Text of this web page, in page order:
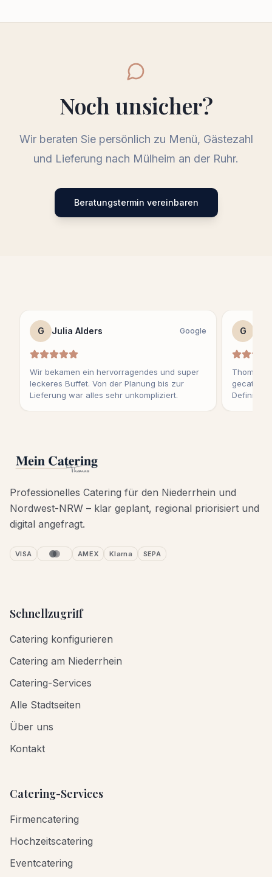
Noch unsicher?
Wir beraten Sie persönlich zu Menü, Gästezahl
und Lieferung nach Mülheim an der Ruhr.
Beratungstermin vereinbaren
G Julia Alders Google
Wir bekamen ein hervorragendes und super
leckeres Buffet. Von der Planung bis zur
Lieferung war alles sehr unkompliziert.
G
Thomas
gecatert
Definitiv
Professionelles Catering für den Niederrhein und
Nordwest-NRW – klar geplant, regional priorisiert und
digital angefragt.
VISA AMEX Klarna SEPA
Schnellzugriff
Catering konfigurieren
Catering am Niederrhein
Catering-Services
Alle Stadtseiten
Über uns
Kontakt
Catering-Services
Firmencatering
Hochzeitscatering
Eventcatering